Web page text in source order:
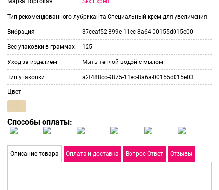
Марка торговая
Тип рекомендованного лубриканта Специальный крем для увеличения
Вибрация 37ceaf52-899e-11ec-8a64-00155d015e00
Вес упаковки в граммах 125
Уход за изделием Мыть теплой водой с мылом
Тип упаковки a2f488cc-9875-11ec-8a6a-00155d015e03
Цвет
Способы оплаты:
Описание товара Оплата и доставка Вопрос-Ответ Отзывы